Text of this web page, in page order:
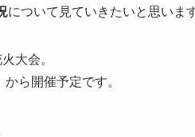
について見ていきたいと思います
大会。
ら開催予定です。